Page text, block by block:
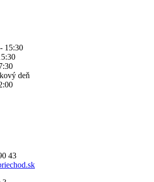
15:30
deň
43